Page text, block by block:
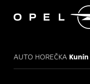

AUTO HOREČKA